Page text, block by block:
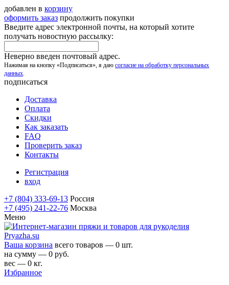
добавлен в корзину
оформить заказ продолжить покупки
Введите адрес электронной почты, на который хотите
получать новостную рассылку:
Неверно введен почтовый адрес.
Нажимая на кнопку «Подписаться», я даю согласие на обработку персональных
данных.
подписаться
Доставка
Оплата
Скидки
Как заказать
FAQ
Проверить заказ
Контакты
Регистрация
вход
+7 (804) 333-69-13 Россия
+7 (495) 241-22-76 Москва
Меню
Ваша корзина всего товаров — 0 шт.
на сумму — 0 руб.
вес — 0 кг.
Избранное